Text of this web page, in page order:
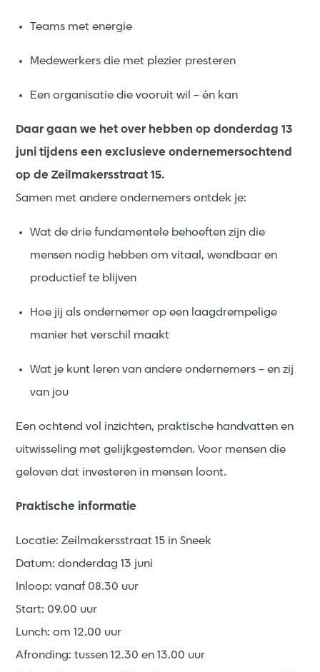
Teams met energie
Medewerkers die met plezier presteren
Een organisatie die vooruit wil – én kan
Daar gaan we het over hebben op donderdag 13
juni tijdens een exclusieve ondernemersochtend
op de Zeilmakersstraat 15.
Samen met andere ondernemers ontdek je:
Wat de drie fundamentele behoeften zijn die
mensen nodig hebben om vitaal, wendbaar en
productief te blijven
Hoe jij als ondernemer op een laagdrempelige
manier het verschil maakt
Wat je kunt leren van andere ondernemers – en zij
van jou
Een ochtend vol inzichten, praktische handvatten en
uitwisseling met gelijkgestemden. Voor mensen die
geloven dat investeren in mensen loont.
Praktische informatie
Locatie: Zeilmakersstraat 15 in Sneek
Datum: donderdag 13 juni
Inloop: vanaf 08.30 uur
Start: 09.00 uur
Lunch: om 12.00 uur
Afronding: tussen 12.30 en 13.00 uur